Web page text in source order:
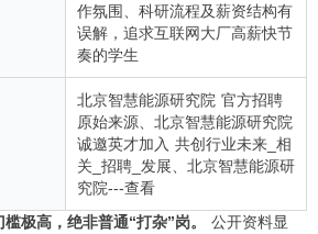
作氛围、科研流程及薪资结构有
误解，追求互联网大厂高薪快节
奏的学生
北京智慧能源研究院 官方招聘
原始来源、北京智慧能源研究院
诚邀英才加入 共创行业未来_相
关_招聘_发展、北京智慧能源研
究院---查看
极高，绝非普通“打杂”岗。
公开资料显